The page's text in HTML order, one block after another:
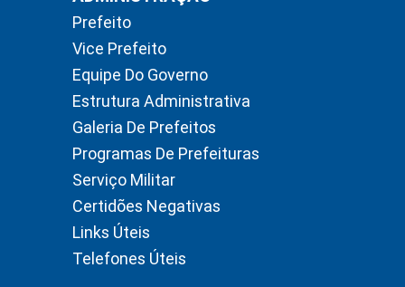
Prefeito
Vice Prefeito
Equipe Do Governo
Estrutura Administrativa
Galeria De Prefeitos
Programas De Prefeituras
Serviço Militar
Certidões Negativas
Links Úteis
Telefones Úteis